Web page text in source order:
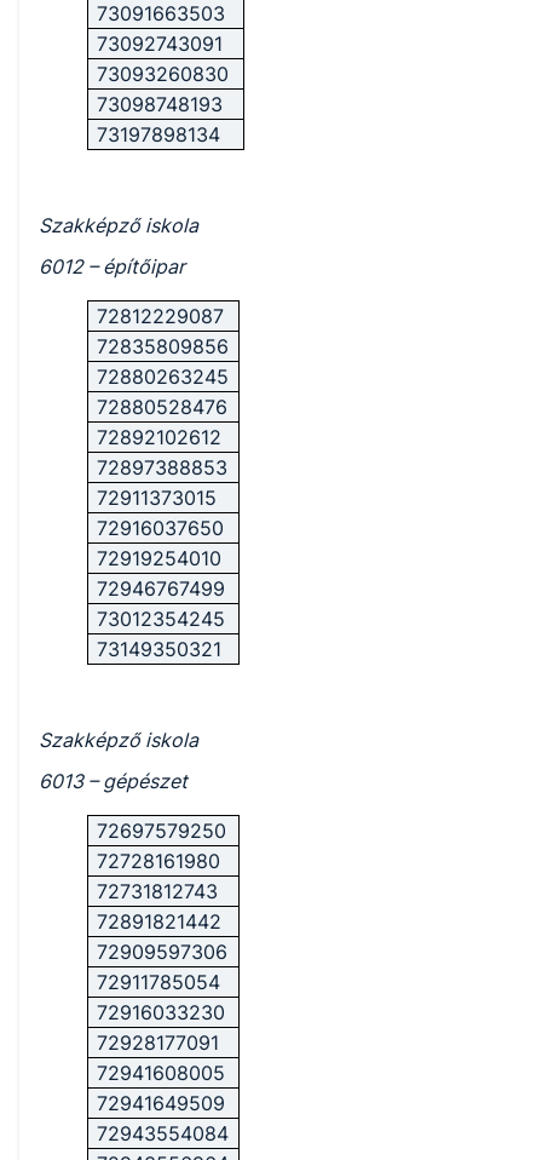
73091663503
73092743091
73093260830
73098748193
73197898134
Szakképző iskola
6012 – építőipar
72812229087
72835809856
72880263245
72880528476
72892102612
72897388853
72911373015
72916037650
72919254010
72946767499
73012354245
73149350321
Szakképző iskola
6013 – gépészet
72697579250
72728161980
72731812743
72891821442
72909597306
72911785054
72916033230
72928177091
72941608005
72941649509
72943554084